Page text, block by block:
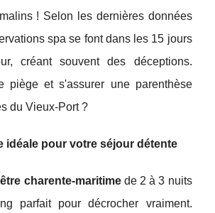
! Selon les dernières données
spa se font dans les 15 jours
créant souvent des déceptions.
piège et s'assurer une parenthèse
du Vieux-Port ?
idéale pour votre séjour détente
charente-maritimede 2 à 3 nuits
parfait pour décrocher vraiment.